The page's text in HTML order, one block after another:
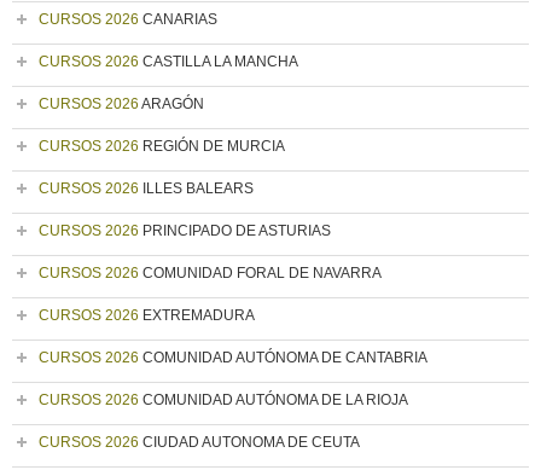
CURSOS 2026 CANARIAS
CURSOS 2026 CASTILLA LA MANCHA
CURSOS 2026 ARAGÓN
CURSOS 2026 REGIÓN DE MURCIA
CURSOS 2026 ILLES BALEARS
CURSOS 2026 PRINCIPADO DE ASTURIAS
CURSOS 2026 COMUNIDAD FORAL DE NAVARRA
CURSOS 2026 EXTREMADURA
CURSOS 2026 COMUNIDAD AUTÓNOMA DE CANTABRIA
CURSOS 2026 COMUNIDAD AUTÓNOMA DE LA RIOJA
CURSOS 2026 CIUDAD AUTONOMA DE CEUTA